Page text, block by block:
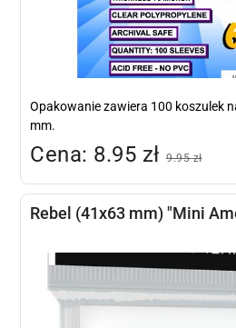
Opakowanie zawiera 100 koszulek
mm.
Cena: 8.95 zł 9.95 zł
Rebel (41x63 mm) "Mini